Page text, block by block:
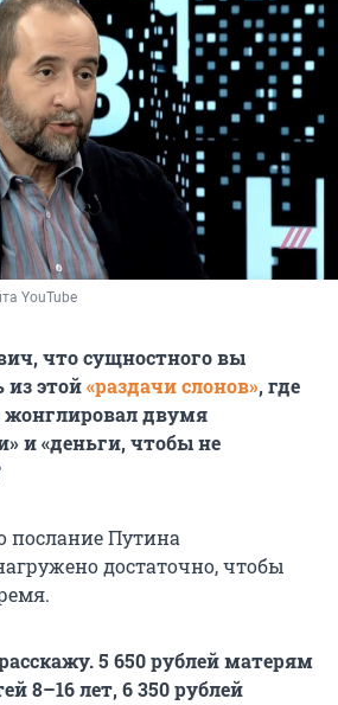
YouTube
что сущностного вы
этой«раздачи слонов»,где
двумя
и «деньги, чтобы не
послание Путина
достаточно, чтобы
5 650 рублей матерям
8–16 лет, 6 350 рублей